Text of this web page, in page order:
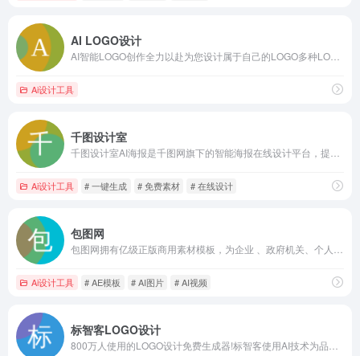
AI LOGO设计
Ai设计工具
千图设计室
Ai设计工具 # 一键生成 # 免费素材 # 在线设计
包图网
Ai设计工具 # AE模板 # AI图片 # AI视频
标智客LOGO设计